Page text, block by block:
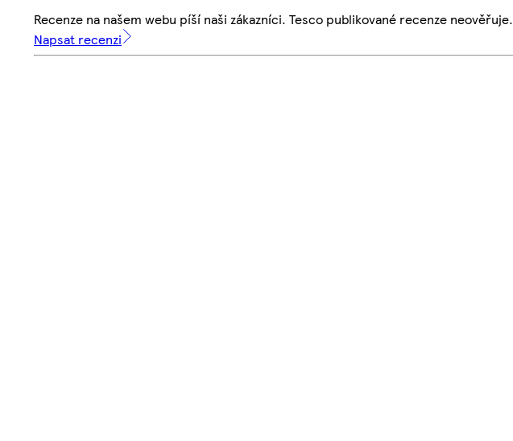
Recenze na našem webu píší naši zákazníci. Tesco publikované recenze neověřuje.
Napsat recenzi